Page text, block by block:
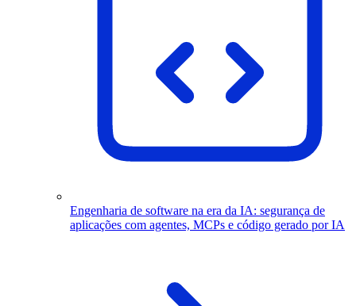
Engenharia de software na era da IA: segurança de
aplicações com agentes, MCPs e código gerado por IA